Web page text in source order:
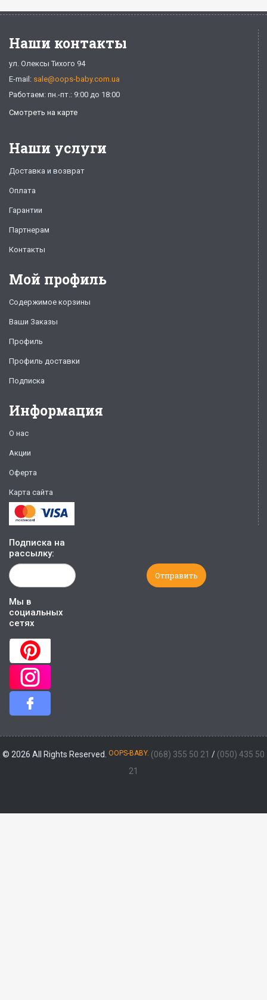
Наши контакты
ул. Олексы Тихого 94
E-mail: sale@oops-baby.com.ua
Работаем: пн.-пт.: 9:00 до 18:00
Смотреть на карте
Наши услуги
Доставка и возврат
Оплата
Гарантии
Партнерам
Контакты
Мой профиль
Содержимое корзины
Ваши Заказы
Профиль
Профиль доставки
Подписка
Информация
О нас
Акции
Оферта
Карта сайта
Подписка на
рассылку:
Мы в
социальных
сетях
© 2026 All Rights Reserved. OOPS-BABY. (068) 355 50 21 / (050) 435 50
21